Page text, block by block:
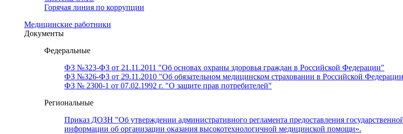
Горячая линия по коррупции
Медицинские работники
Документы
Федеральные
ФЗ №323-ФЗ от 21.11.2011 "Об основах охраны здоровья граждан в Российской Федерации"
ФЗ №326-ФЗ от 29.11.2010 "Об обязательном медицинском страховании в Российской
ФЗ № 2300-1 от 07.02.1992 г. "О защите прав потребителей"
Региональные
Приказ ДОЗН "Об утверждении административного регламента предоставления
информации об организации оказания высокотехнологичной медицинской помощи».